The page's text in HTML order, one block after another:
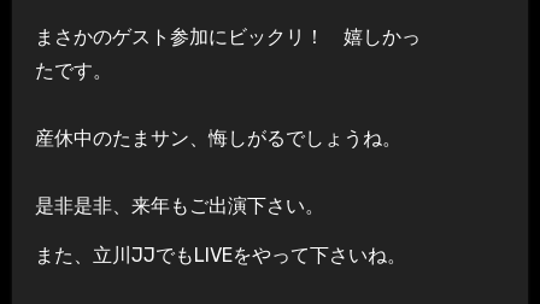
まさかのゲスト参加にビックリ！ 嬉しかっ
たです。
産休中のたまサン、悔しがるでしょうね。
是非是非、来年もご出演下さい。
また、立川JJでもLIVEをやって下さいね。